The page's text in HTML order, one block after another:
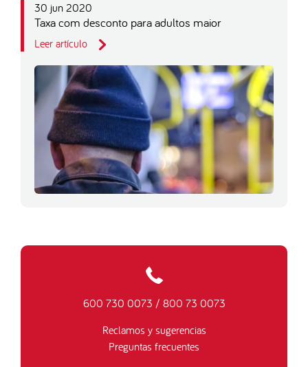
30 jun 2020
Taxa com desconto para adultos maior
Leer artículo
600 730 0073 / 800 73 0073
Reclamos y sugerencias
Preguntas frecuentes